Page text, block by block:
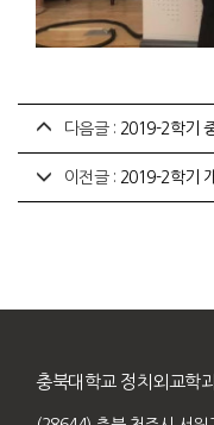
다음글 : 2019-2학기
이전글 : 2019-2학기
충북대학교 정치외교학